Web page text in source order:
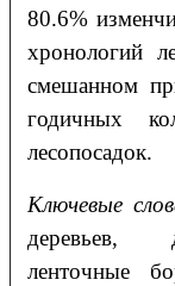
80.6%
хронологий
смешанном
годичных
лесопосадок.
Ключевые
деревьев,
ленточные